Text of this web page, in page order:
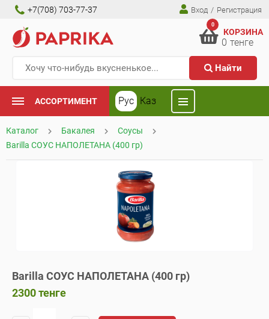
+7(708) 703-77-37 Вход / Регистрация
Найти
0
КОРЗИНА
0 тенге
АССОРТИМЕНТ Рус Каз
Каталог Бакалея
Соусы
Barilla СОУС НАПОЛЕТАНА (400 гр)
Barilla СОУС НАПОЛЕТАНА (400 гр)
2300тенге